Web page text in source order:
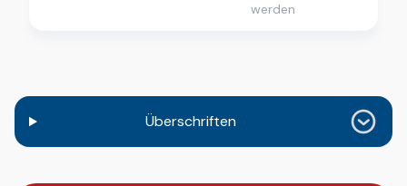
werden
Überschriften